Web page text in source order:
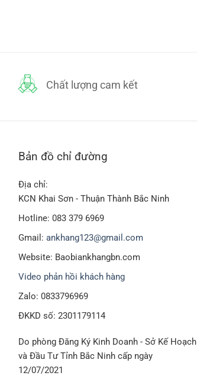
Chất lượng cam kết
Bản đồ chỉ đường
Địa chỉ:
KCN Khai Sơn - Thuận Thành Bắc Ninh
Hotline: 083 379 6969
Gmail: ankhang123@gmail.com
Website: Baobiankhangbn.com
Video phản hồi khách hàng
Zalo: 0833796969
ĐKKD số: 2301179114
Do phòng Đăng Ký Kinh Doanh - Sở Kế Hoạch
và Đầu Tư Tỉnh Bắc Ninh cấp ngày
12/07/2021